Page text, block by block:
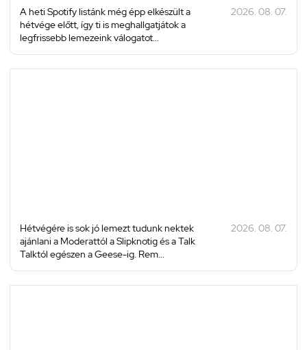
A heti Spotify listánk még épp elkészült a
hétvége előtt, így ti is meghallgatjátok a
legfrissebb lemezeink válogatot...
2026. 08. 07.
Hétvégére is sok jó lemezt tudunk nektek
ajánlani a Moderattól a Slipknotig és a Talk
Talktól egészen a Geese-ig. Rem...
2026. 08. 07.